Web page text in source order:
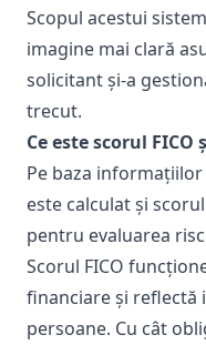
Scopul acestui
imagine mai clară
solicitant și-a
trecut.
Ce este scorul
Pe baza
este calculat și
pentru evaluarea
Scorul FICO
financiare și reflectă
persoane. Cu cât